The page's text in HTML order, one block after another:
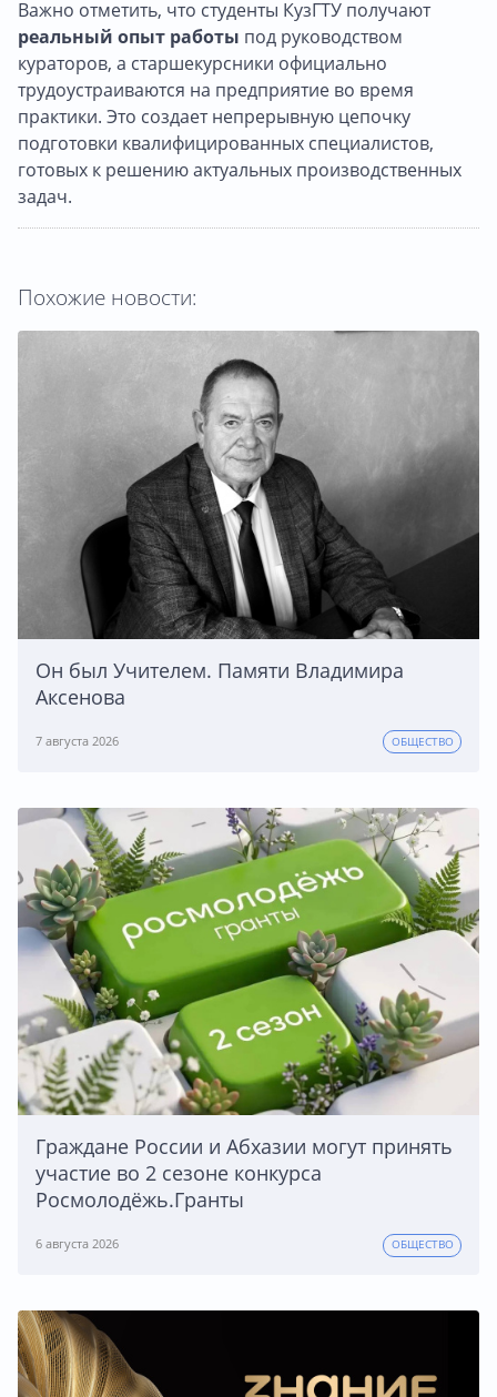
Важно отметить, что студенты КузГТУ получают
реальный опыт работы под руководством
кураторов, а старшекурсники официально
трудоустраиваются на предприятие во время
практики. Это создает непрерывную цепочку
подготовки квалифицированных специалистов,
готовых к решению актуальных производственных
задач.
Похожие новости:
Он был Учителем. Памяти Владимира
Аксенова
7 августа 2026 ОБЩЕСТВО
Граждане России и Абхазии могут принять
участие во 2 сезоне конкурса
Росмолодёжь.Гранты
6 августа 2026 ОБЩЕСТВО